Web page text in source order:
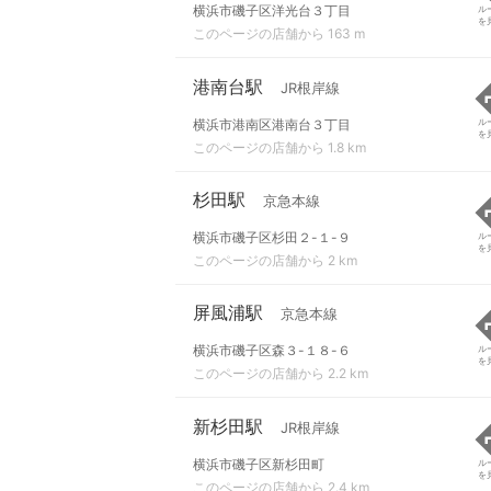
横浜市磯子区洋光台３丁目
このページの店舗から 163 m
ル
を
港南台駅 JR根岸線
横浜市港南区港南台３丁目
このページの店舗から 1.8 km
ル
を
杉田駅 京急本線
横浜市磯子区杉田２-１-９
このページの店舗から 2 km
ル
を
屏風浦駅 京急本線
横浜市磯子区森３-１８-６
このページの店舗から 2.2 km
ル
を
新杉田駅 JR根岸線
横浜市磯子区新杉田町
このページの店舗から 2.4 km
ル
を